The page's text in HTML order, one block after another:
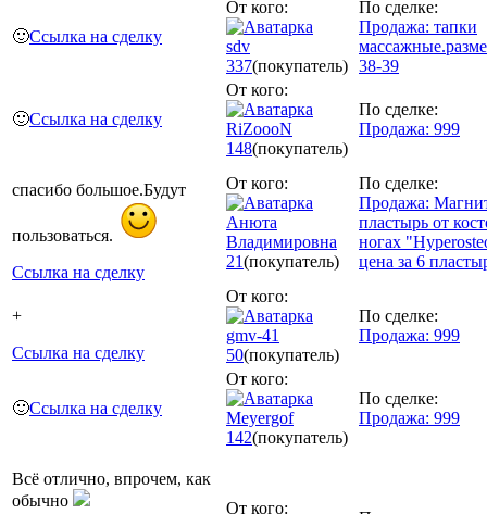
🙂Ссылка на сделку
От кого:
sdv
337(покупатель)
По сделке:
Продажа: тапки
38-39
🙂Ссылка на сделку
От кого:
RiZoooN
148(покупатель)
По сделке:
Продажа: 999
спасибо большое.Будут
пользоваться.
Ссылка на сделку
От кого:
Анюта
Владимировна
21(покупатель)
По сделке:
Продажа:
пластырь от
ногах
цена за 6
+
Ссылка на сделку
От кого:
gmv-41
50(покупатель)
По сделке:
Продажа: 999
🙂Ссылка на сделку
От кого:
Meyergof
142(покупатель)
По сделке:
Продажа: 999
Всё отлично, впрочем, как
обычно
От кого: